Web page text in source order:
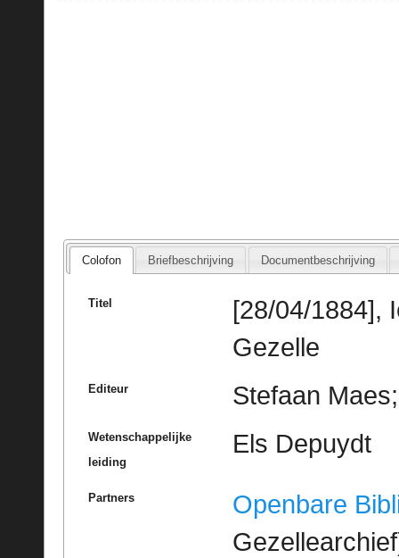
Colofon Briefbeschrijving Documentbeschrijving
Titel
[28/04/1884],
Gezelle
Editeur Stefaan
Wetenschappelijke
leiding
Els Depuydt
Partners
Openbare